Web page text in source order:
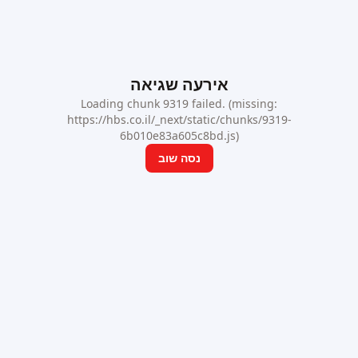
אירעה שגיאה
Loading chunk 9319 failed. (missing:
https://hbs.co.il/_next/static/chunks/9319-
6b010e83a605c8bd.js)